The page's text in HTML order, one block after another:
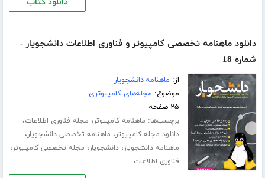
دانلود ماهنامه تخصصی کامپیوتر و فناوری اطلاعات دانشجویار -
شماره 18
از: ماهنامه دانشجویار
موضوع: مجله‌های کامپیوتری
۲۵ صفحه
برچسب‌ها: ماهنامه کامپیوتر، مجله فناوری اطلاعات،
دانلود مجله کامپیوتر، ماهنامه تخصصی دانشجویار،
ماهنامه دانشجویار،دانشجویار، مجله تخصصی کامپیوتر،
فناوری اطلاعات